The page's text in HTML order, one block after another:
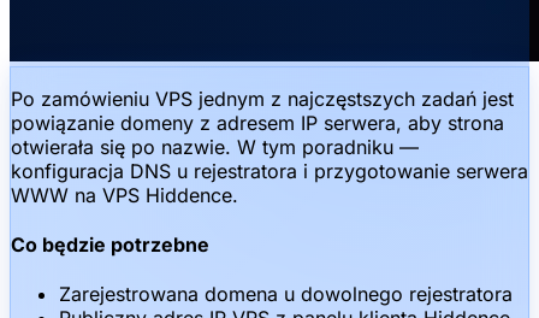
Po zamówieniu VPS jednym z najczęstszych zadań jest
powiązanie domeny z adresem IP serwera, aby strona
otwierała się po nazwie. W tym poradniku —
konfiguracja DNS u rejestratora i przygotowanie serwera
WWW na VPS Hiddence.
Co będzie potrzebne
Zarejestrowana domena u dowolnego rejestratora